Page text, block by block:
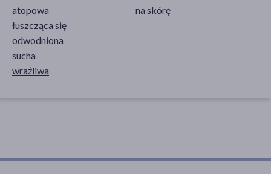
atopowa
łuszcząca się
odwodniona
sucha
wrażliwa
na skórę